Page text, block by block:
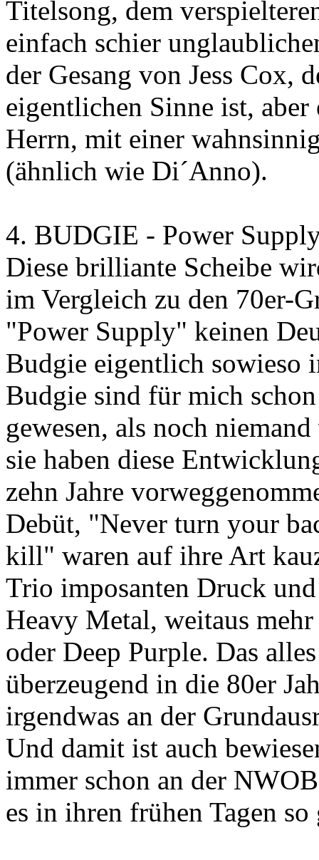
Titelsong, dem
einfach schier
der Gesang von Jess Cox,
eigentlichen Sinne ist,
Herrn, mit einer
(ähnlich wie Di´Anno).
4. BUDGIE - Power
Diese brilliante Scheibe
im Vergleich zu den 70er-
"Power Supply" keinen
Budgie eigentlich sowieso
Budgie sind für mich
gewesen, als noch
sie haben diese
zehn Jahre
Debüt, "Never turn your
kill" waren auf ihre Art
Trio imposanten Druck
Heavy Metal, weitaus
oder Deep Purple. Das
überzeugend in die 80er
irgendwas an der
Und damit ist auch
immer schon an der
es in ihren frühen Tagen so